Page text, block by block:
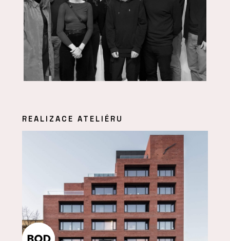
REALIZACE ATELIÉRU